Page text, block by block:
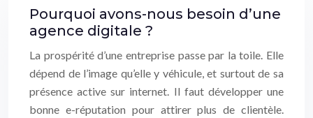
Pourquoi avons-nous besoin d’une
agence digitale ?
La prospérité d’une entreprise passe par la toile. Elle
dépend de l’image qu’elle y véhicule, et surtout de sa
présence active sur internet. Il faut développer une
bonne e-réputation pour attirer plus de clientèle.